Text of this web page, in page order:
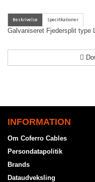
Galvaniseret Fjedersplit type
INFORMATION
Om Coferro Cables
Persondatapolitik
Brands
Dataudveksling